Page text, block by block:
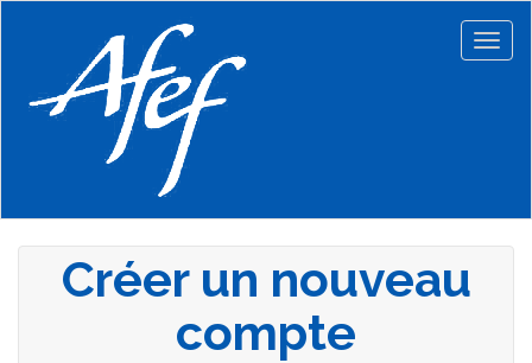
principal
Créer un nouveau
compte